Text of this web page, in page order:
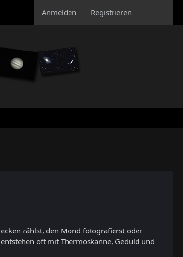
Anmelden Registrieren
zählst, den Mond fotografierst oder
oft mit Thermoskanne, Geduld und